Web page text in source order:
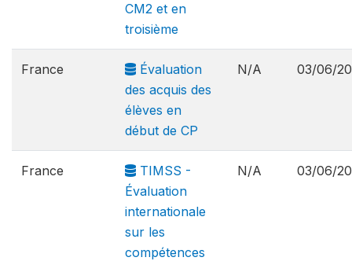
CM2 et en
troisième
France
Évaluation
des acquis des
élèves en
début de CP
N/A 03/06/
France
TIMSS -
Évaluation
internationale
sur les
compétences
N/A 03/06/